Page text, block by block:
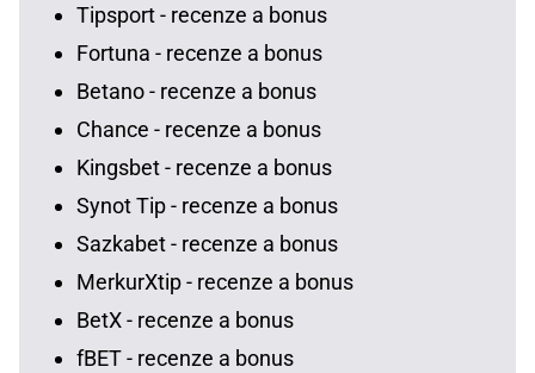
Tipsport - recenze a bonus
Fortuna - recenze a bonus
Betano - recenze a bonus
Chance - recenze a bonus
Kingsbet - recenze a bonus
Synot Tip - recenze a bonus
Sazkabet - recenze a bonus
MerkurXtip - recenze a bonus
BetX - recenze a bonus
fBET - recenze a bonus